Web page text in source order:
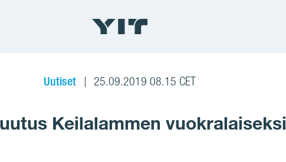
Uutiset 25.09.2019 08.15 CET
Keilalammen vuokralaiseksi